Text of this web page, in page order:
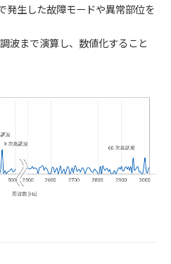
発生した故障モードや異常部位を
波まで演算し、数値化すること